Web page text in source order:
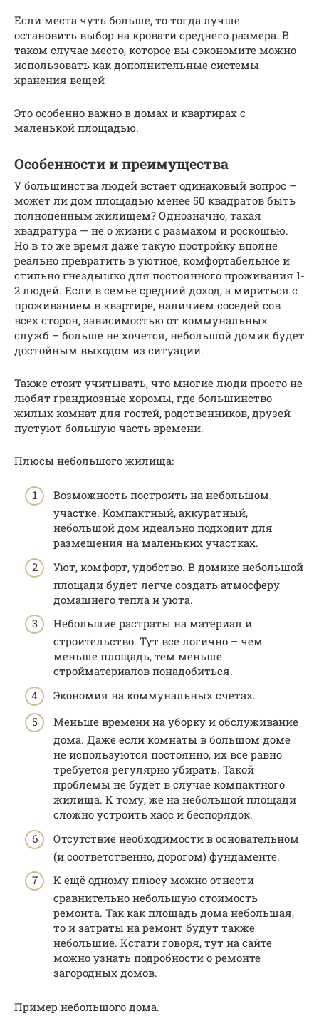
Если места чуть больше, то тогда лучше
остановить выбор на кровати среднего размера. В
таком случае место, которое вы сэкономите можно
использовать как дополнительные системы
хранения вещей
Это особенно важно в домах и квартирах с
маленькой площадью.
Особенности и преимущества
У большинства людей встает одинаковый вопрос –
может ли дом площадью менее 50 квадратов быть
полноценным жилищем? Однозначно, такая
квадратура — не о жизни с размахом и роскошью.
Но в то же время даже такую постройку вполне
реально превратить в уютное, комфортабельное и
стильно гнездышко для постоянного проживания 1-
2 людей. Если в семье средний доход, а мириться с
проживанием в квартире, наличием соседей сов
всех сторон, зависимостью от коммунальных
служб – больше не хочется, небольшой домик будет
достойным выходом из ситуации.
Также стоит учитывать, что многие люди просто не
любят грандиозные хоромы, где большинство
жилых комнат для гостей, родственников, друзей
пустуют большую часть времени.
Плюсы небольшого жилища:
Возможность построить на небольшом
участке. Компактный, аккуратный,
небольшой дом идеально подходит для
размещения на маленьких участках.
Уют, комфорт, удобство. В домике небольшой
площади будет легче создать атмосферу
домашнего тепла и уюта.
Небольшие растраты на материал и
строительство. Тут все логично – чем
меньше площадь, тем меньше
стройматериалов понадобиться.
Экономия на коммунальных счетах.
Меньше времени на уборку и обслуживание
дома. Даже если комнаты в большом доме
не используются постоянно, их все равно
требуется регулярно убирать. Такой
проблемы не будет в случае компактного
жилища. К тому, же на небольшой площади
сложно устроить хаос и беспорядок.
Отсутствие необходимости в основательном
(и соответственно, дорогом) фундаменте.
К ещё одному плюсу можно отнести
сравнительно небольшую стоимость
ремонта. Так как площадь дома небольшая,
то и затраты на ремонт будут также
небольшие. Кстати говоря, тут на сайте
можно узнать подробности о ремонте
загородных домов.
Пример небольшого дома.